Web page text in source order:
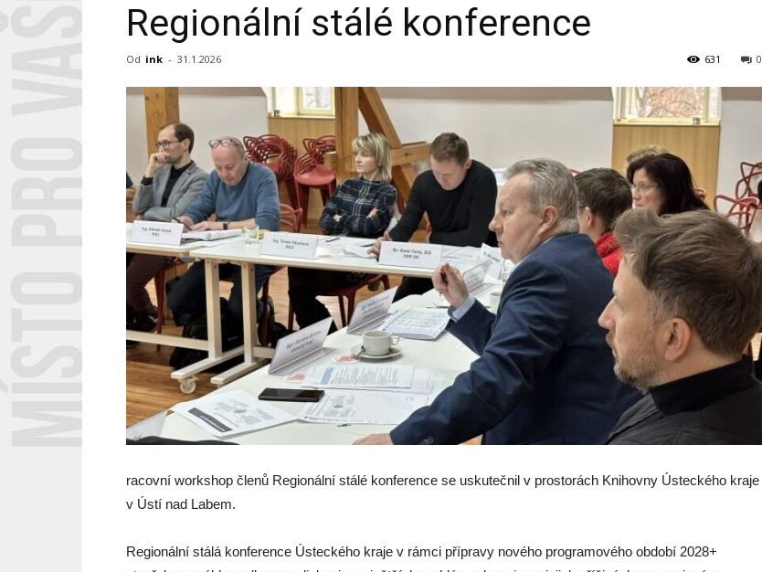
Regionální stálé konference
Od ink - 31.1.2026 0
631
racovní workshop členů Regionální stálé konference se uskutečnil v prostorách Knihovny Ústeckého kraje
v Ústí nad Labem.
Regionální stálá konference Ústeckého kraje v rámci přípravy nového programového období 2028+